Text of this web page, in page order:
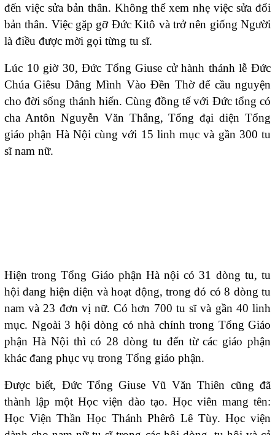
đến việc sửa bản thân. Không thể xem nhẹ việc sửa đổi
bản thân. Việc gặp gỡ Đức Kitô và trở nên giống Người
là điều được mời gọi từng tu sĩ.
Lúc 10 giờ 30, Đức Tổng Giuse cử hành thánh lễ Đức
Chúa Giêsu Dâng Mình Vào Đền Thờ để cầu nguyện
cho đời sống thánh hiến. Cùng đồng tế với Đức tổng có
cha Antôn Nguyễn Văn Thắng, Tổng đại diện Tổng
giáo phận Hà Nội cùng với 15 linh mục và gần 300 tu
sĩ nam nữ.
Hiện trong Tổng Giáo phận Hà nội có 31 dòng tu, tu
hội đang hiện diện và hoạt động, trong đó có 8 dòng tu
nam và 23 đơn vị nữ. Có hơn 700 tu sĩ và gần 40 linh
mục. Ngoài 3 hội dòng có nhà chính trong Tổng Giáo
phận Hà Nội thì có 28 dòng tu đến từ các giáo phận
khác đang phục vụ trong Tổng giáo phận.
Được biết, Đức Tổng Giuse Vũ Văn Thiên cũng đã
thành lập một Học viện đào tạo. Học viên mang tên:
Học Viện Thần Học Thánh Phêrô Lê Tùy. Học viện